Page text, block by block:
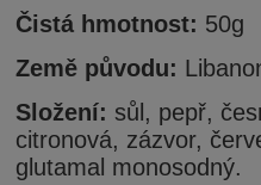
Čistá hmotnost: 50g
Země původu:
Složení: sůl, pepř,
citronová, zázvor,
glutamal monosodný.